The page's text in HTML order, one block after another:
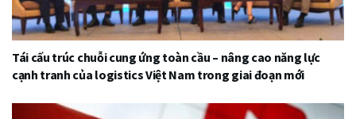
Tái cấu trúc chuỗi cung ứng toàn cầu – nâng cao năng lực
cạnh tranh của logistics Việt Nam trong giai đoạn mới